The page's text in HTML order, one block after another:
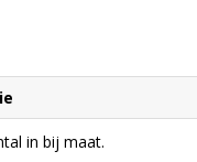
in bij maat.